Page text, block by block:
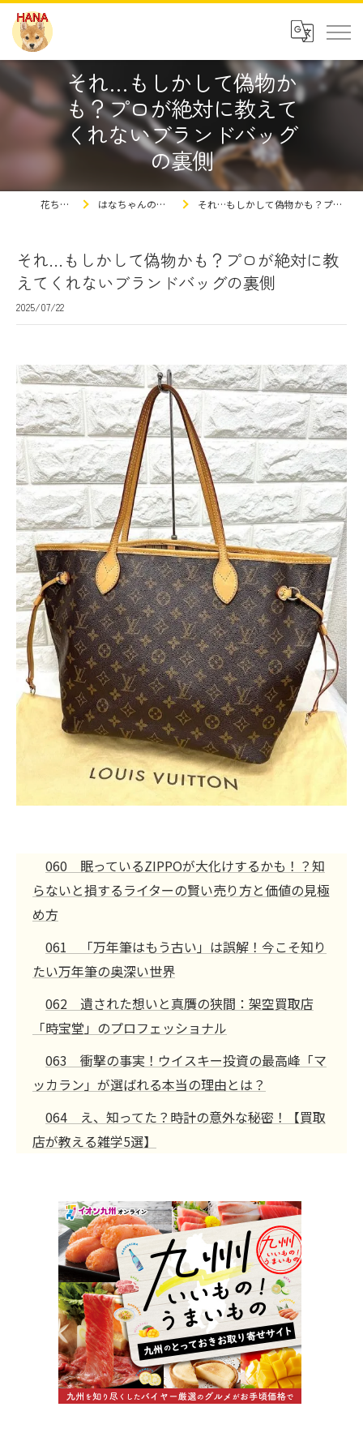
それ…もしかして偽物か
も？プロが絶対に教えて
くれないブランドバッグ
の裏側
花ちゃんの豆知識 はなちゃんの買取屋さんの豆知識ブログ それ…もしかして偽物かも？プロが絶対に教えてくれないブランドバッグの裏側
それ…もしかして偽物かも？プロが絶対に教
えてくれないブランドバッグの裏側
2025/07/22
060 眠っているZIPPOが大化けするかも！？知
らないと損するライターの賢い売り方と価値の見極
め方
061 「万年筆はもう古い」は誤解！今こそ知り
たい万年筆の奥深い世界
062 遺された想いと真贋の狭間：架空買取店
「時宝堂」のプロフェッショナル
063 衝撃の事実！ウイスキー投資の最高峰「マ
ッカラン」が選ばれる本当の理由とは？
064 え、知ってた？時計の意外な秘密！【買取
店が教える雑学5選】